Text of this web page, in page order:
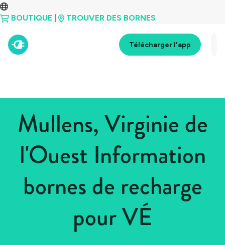
BOUTIQUE TROUVER DES BORNES
Télécharger l'app
Mullens, Virginie de
l'Ouest Information
bornes de recharge
pour VÉ
États-Unis